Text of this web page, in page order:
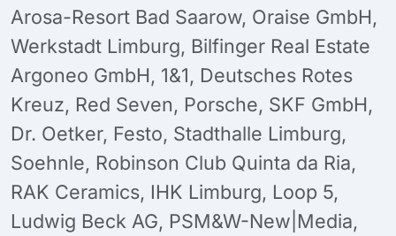
Arosa-Resort Bad Saarow, Oraise GmbH,
Werkstadt Limburg, Bilfinger Real Estate
Argoneo GmbH, 1&1, Deutsches Rotes
Kreuz, Red Seven, Porsche, SKF GmbH,
Dr. Oetker, Festo, Stadthalle Limburg,
Soehnle, Robinson Club Quinta da Ria,
RAK Ceramics, IHK Limburg, Loop 5,
Ludwig Beck AG, PSM&W-New|Media,